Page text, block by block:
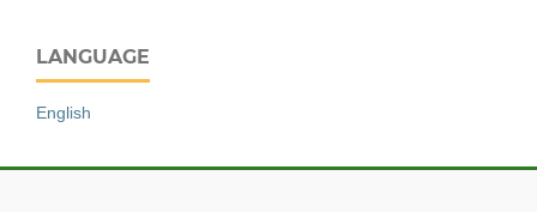
LANGUAGE
English